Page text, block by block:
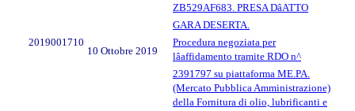
ZB529AF683. PRESA DâATTO
GARA DESERTA.
2019001710
10 Ottobre 2019
Procedura negoziata per
lâaffidamento tramite RDO n^
2391797 su piattaforma ME.PA.
(Mercato Pubblica Amministrazione)
della Fornitura di olio, lubrificanti e